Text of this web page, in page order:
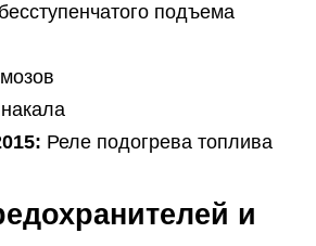
подъема
Реле подогрева топлива
и